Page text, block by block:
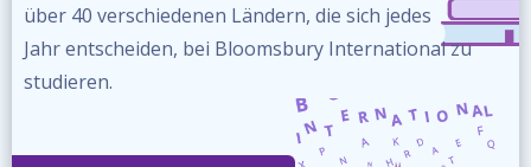
über 40 verschiedenen Ländern, die sich jedes
Jahr entscheiden, bei Bloomsbury International zu
studieren.